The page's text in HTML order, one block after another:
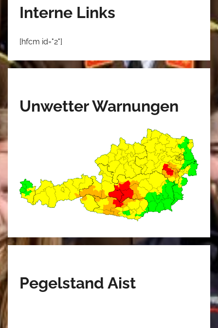
Interne Links
[hfcm id="2"]
Unwetter Warnungen
Pegelstand Aist